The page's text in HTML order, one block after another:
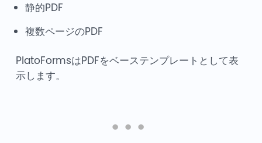
静的PDF
複数ページのPDF
PlatoFormsはPDFをベーステンプレートとして表
示します。